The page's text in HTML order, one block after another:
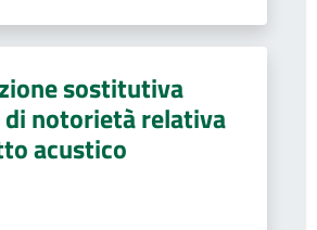
sostitutiva
di notorietà relativa
acustico